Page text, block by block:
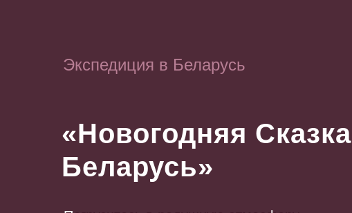
«Новогодняя Сказка
Беларусь»
Экспедиция в Беларусь